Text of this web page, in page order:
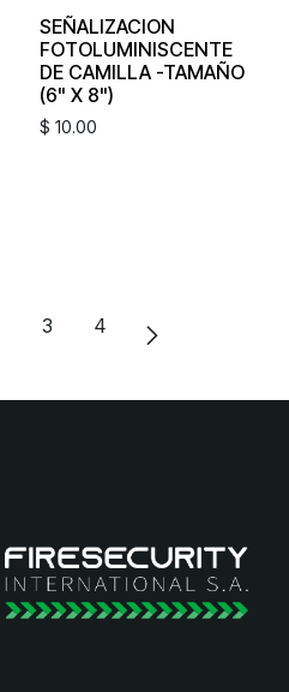
SEÑALIZACION
FOTOLUMINISCENTE
DE CAMILLA -TAMAÑO
(6" X 8")
$ 10.00
3 4